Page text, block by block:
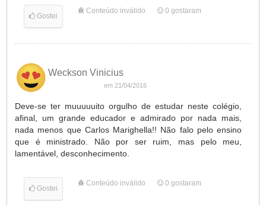
Gostei
Conteúdo inválido 0 gostaram
Weckson Vinicius
em 21/04/2016
Deve-se ter muuuuuito orgulho de estudar neste colégio,
afinal, um grande educador e admirado por nada mais,
nada menos que Carlos Marighella!! Não falo pelo ensino
que é ministrado. Não por ser ruim, mas pelo meu,
lamentável, desconhecimento.
Gostei
Conteúdo inválido 0 gostaram